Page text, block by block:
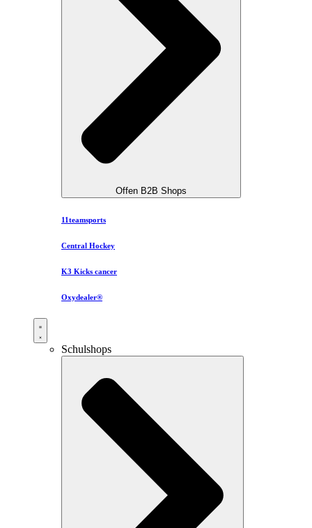
Offen B2B Shops
11teamsports
Central Hockey
K3 Kicks cancer
Oxydealer®
Schulshops